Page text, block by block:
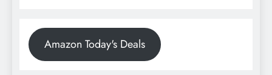
Amazon Today's Deals